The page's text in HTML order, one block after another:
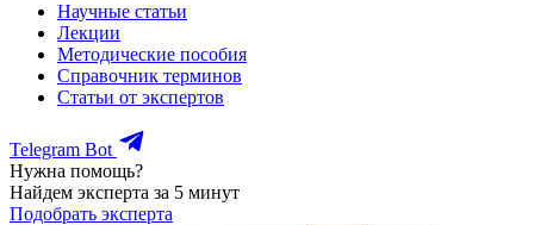
Научные статьи
Лекции
Методические пособия
Справочник терминов
Статьи от экспертов
Telegram Bot
Нужна помощь?
Найдем эксперта за 5 минут
Подобрать эксперта